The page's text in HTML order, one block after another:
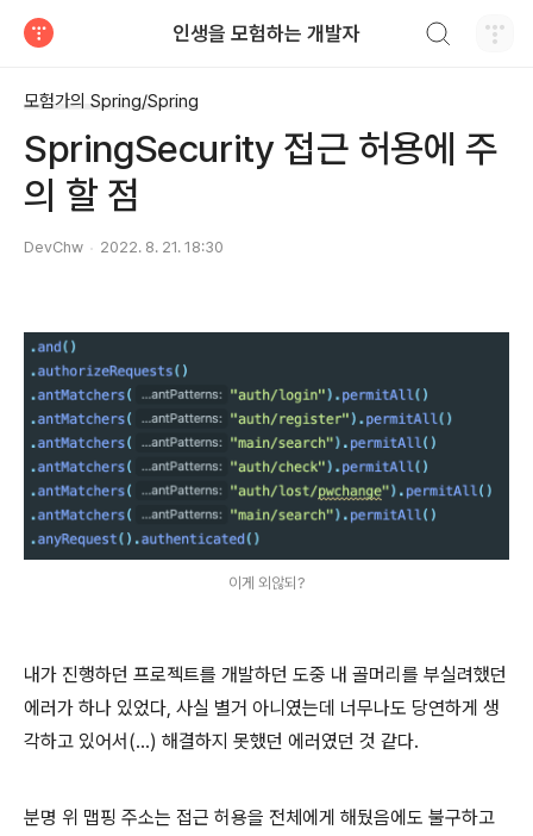
인생을 모험하는 개발자
모험가의 Spring/Spring
SpringSecurity 접근 허용에 주
의 할 점
DevChw 2022. 8. 21. 18:30
이게 외않되?
내가 진행하던 프로젝트를 개발하던 도중 내 골머리를 부실려했던
에러가 하나 있었다, 사실 별거 아니였는데 너무나도 당연하게 생
각하고 있어서(...) 해결하지 못했던 에러였던 것 같다.
분명 위 맵핑 주소는 접근 허용을 전체에게 해뒀음에도 불구하고